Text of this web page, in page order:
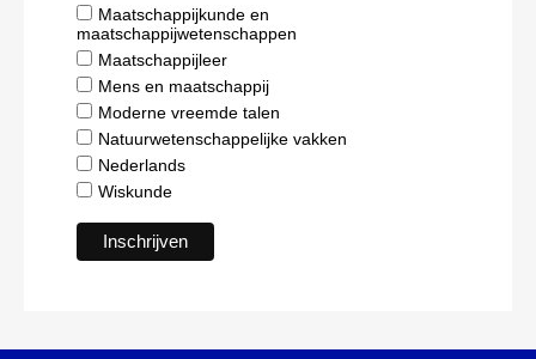
Maatschappijkunde en
maatschappijwetenschappen
Maatschappijleer
Mens en maatschappij
Moderne vreemde talen
Natuurwetenschappelijke vakken
Nederlands
Wiskunde